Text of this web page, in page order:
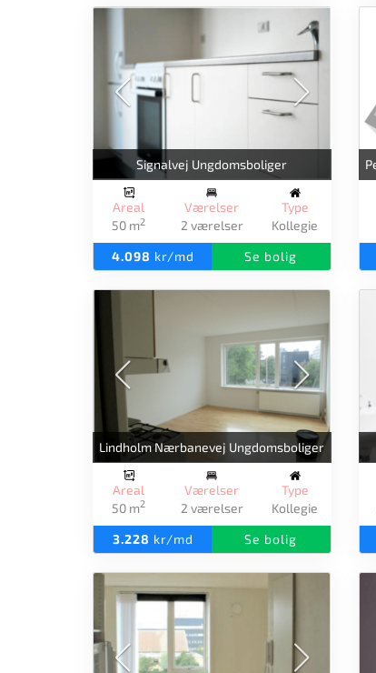
Signalvej Ungdomsboliger
Areal
50 m2
Værelser
2 værelser
Type
Kollegie
4.098 kr/md Se bolig
Lindholm Nærbanevej Ungdomsboliger
Areal
50 m2
Værelser
2 værelser
Type
Kollegie
3.228 kr/md Se bolig